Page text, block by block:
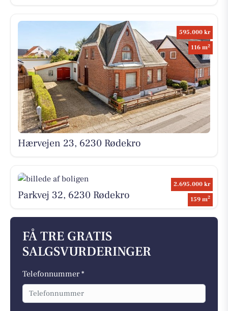
595.000 kr
116 m2
Hærvejen 23, 6230 Rødekro
2.695.000 kr
159 m2
Parkvej 32, 6230 Rødekro
FÅ TRE GRATIS
SALGSVURDERINGER
Telefonnummer *